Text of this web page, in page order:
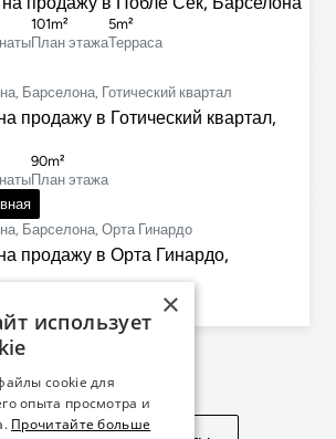
План этажа
101m²
Терраса
5m²
Барселона, Готический квартал
продажу в Готический квартал,
План этажа
90m²
Барселона, Орта Гинардо
продажу в Орта Гинардо,
План этажа
нашли то, что искали?
×
использует
cookie для
опыта просмотра и
Прочитайте больше